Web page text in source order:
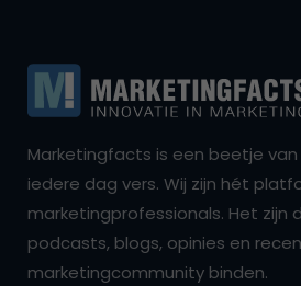
Marketingfacts is een beetje van
iedere dag vers. Wij zijn hét
marketingprofessionals. Het zijn
podcasts, blogs, opinies en
marketingcommunity binden.